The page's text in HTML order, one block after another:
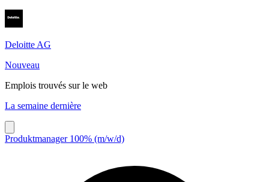
Deloitte AG
Nouveau
Emplois trouvés sur le web
La semaine dernière
Produktmanager 100% (m/w/d)